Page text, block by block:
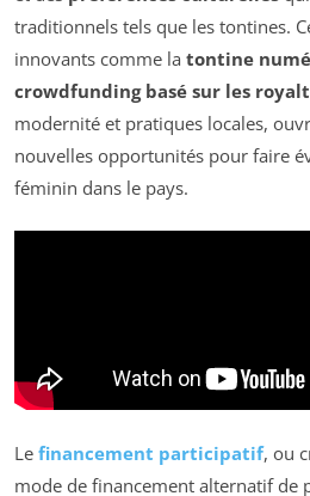
traditionnels tels que les tontines.
innovants comme la tontine
crowdfunding basé sur les
modernité et pratiques locales,
nouvelles opportunités pour faire
féminin dans le pays.
Le financement participatif, ou
mode de financement alternatif de